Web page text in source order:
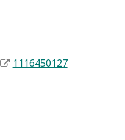
1116450127